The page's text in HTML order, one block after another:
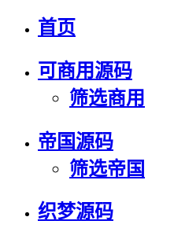
首页
可商用源码
筛选商用
帝国源码
筛选帝国
织梦源码